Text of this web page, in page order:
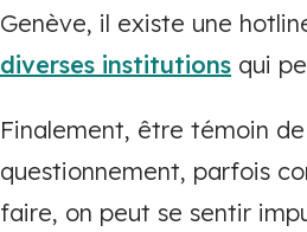
Genève, il existe une
diverses institutions qui
Finalement, être témoin
questionnement, parfois
faire, on peut se sentir